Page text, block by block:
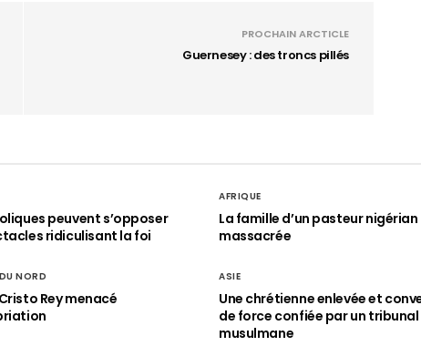
PROCHAIN ARCTICLE
Guernesey : des troncs pillés
peuvent s’opposer
ridiculisant la foi
AFRIQUE
La famille d’un pasteur nigérian
massacrée
NORD
Rey menacé
ASIE
Une chrétienne enlevée et
de force confiée par un tribunal
musulmane